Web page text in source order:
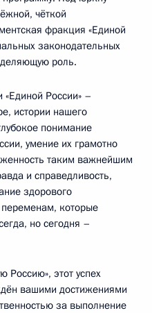
чёткой
фракция «Единой
законодательных
роль.
«Единой России» –
истории нашего
понимание
умение их грамотно
таким важнейшим
и справедливость,
здорового
переменам, которые
но сегодня –
Россию», этот успех
вашими достижениями
за выполнение